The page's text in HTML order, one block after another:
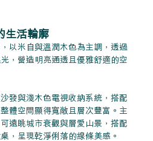
生活輪廓
以米自與溫潤木色為主調，透過
，營造明亮通透且優雅舒適的空
發與淺木色電視收納系統，搭配
體空問顯得寬敞且層次豐富。主
遠眺城市衰觀與層愛山景，搭配
，呈現乾淨俐落的線條美感。